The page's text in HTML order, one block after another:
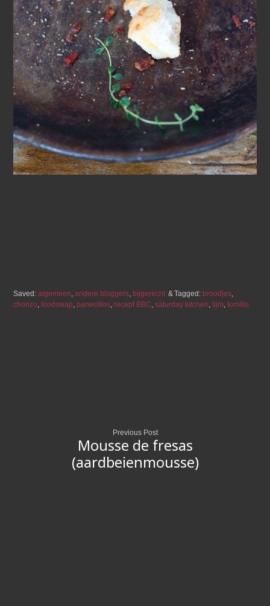
Saved:algemeen ,andere bloggers bijgerecht Tagged: broodjes
chorizo ,foodswap ,panecillos ,recept BBC ,saturday kitchen ,tijm ,tomillo
Previous Post
Mousse de fresas
(aardbeienmousse)